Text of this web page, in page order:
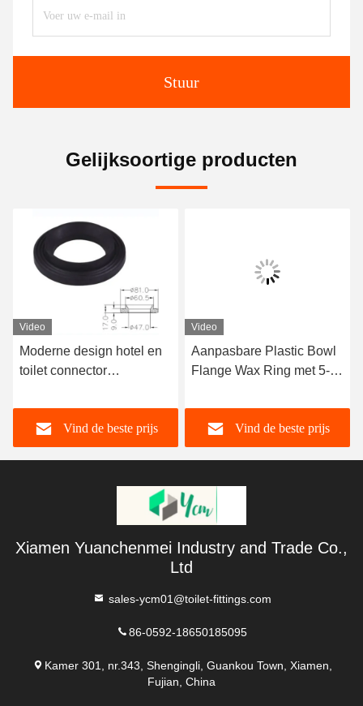
Stuur
Gelijksoortige producten
Video
Moderne design hotel en
toilet connector
rubberen zegel Drie laag
pakket
Vind de beste prijs
Video
Aanpasbare Plastic Bowl
Flange Wax Ring met 5-
UPC CUPC-certificering
voor hotel- en
toiletonderhoud
Vind de beste prijs
Xiamen Yuanchenmei Industry and Trade Co.,
Ltd
sales-ycm01@toilet-fittings.com
86-0592-18650185095
Kamer 301, nr.343, Shengingli, Guankou Town, Xiamen,
Fujian, China